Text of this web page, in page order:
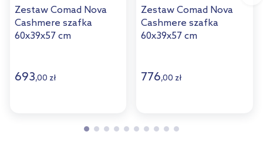
Zestaw Comad Nova
Cashmere szafka
60x39x57 cm
kaszmir SET-NOC B
693,00 zł
Zestaw Comad Nova
Cashmere szafka
60x39x57 cm
kaszmir SET-NOC B
776,00 zł